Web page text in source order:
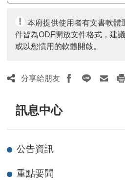
訊息中心
公告資訊
重點要聞
本府提供使用者有文書軟體
件皆為ODF開放文件格式，建
或以您慣用的軟體開啟。
分享給朋友